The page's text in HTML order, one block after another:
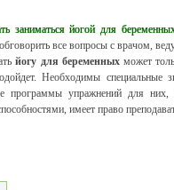
заниматься йогой для
все вопросы с врачом,
йогу для беременныхможет
Необходимы специальные
программы упражнений для
имеет право